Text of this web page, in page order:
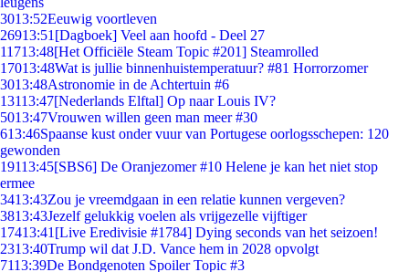
3013:52Eeuwig voortleven
26913:51 [Dagboek] Veel aan hoofd - Deel 27
11713:48[Het Officiële Steam Topic #201] Steamrolled
17013:48Wat is jullie binnenhuistemperatuur? #81 Horrorzomer
3013:48Astronomie in de Achtertuin #6
13113:47[Nederlands Elftal] Op naar Louis IV?
5013:47Vrouwen willen geen man meer #30
613:46Spaanse kust onder vuur van Portugese oorlogsschepen: 120
gewonden
19113:45[SBS6] De Oranjezomer #10 Helene je kan het niet stop
ermee
3413:43Zou je vreemdgaan in een relatie kunnen vergeven?
3813:43Jezelf gelukkig voelen als vrijgezelle vijftiger
17413:41 [Live Eredivisie #1784] Dying seconds van het seizoen!
2313:40Trump wil dat J.D. Vance hem in 2028 opvolgt
7113:39De Bondgenoten Spoiler Topic #3